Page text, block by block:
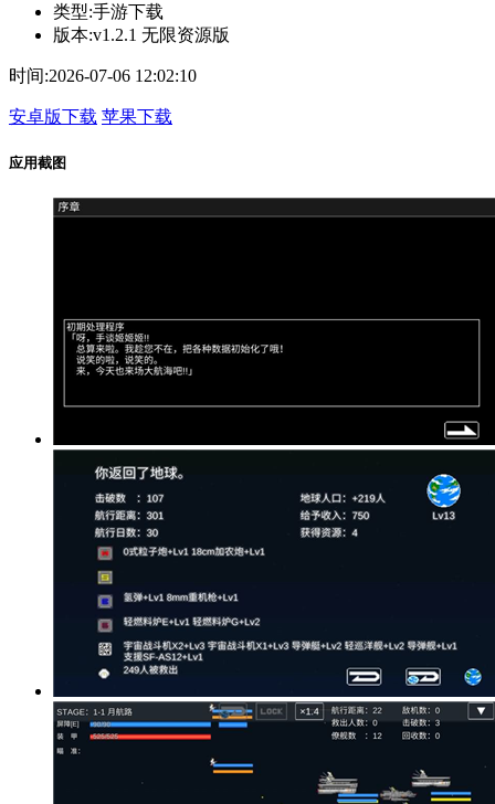
类型:手游下载
版本:v1.2.1 无限资源版
时间:2026-07-06 12:02:10
安卓版下载 苹果下载
应用截图